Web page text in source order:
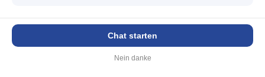
Chat starten
Nein danke